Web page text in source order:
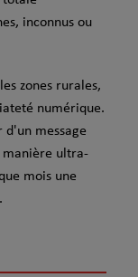
inconnus ou
zones rurales,
numérique.
message
manière ultra-
mois une